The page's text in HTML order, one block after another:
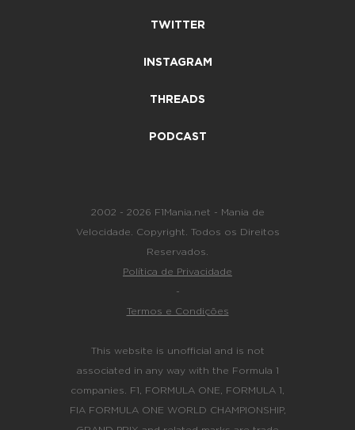
TWITTER
INSTAGRAM
THREADS
PODCAST
2002 - 2026 F1Mania.net - Mania de
Velocidade. Copyright. Todos os Direitos
Reservados.
Política de Privacidade
-
Termos e Condições
This website is unofficial and is not
associated in any way with the Formula 1
companies. F1, FORMULA ONE, FORMULA 1,
FIA FORMULA ONE WORLD CHAMPIONSHIP,